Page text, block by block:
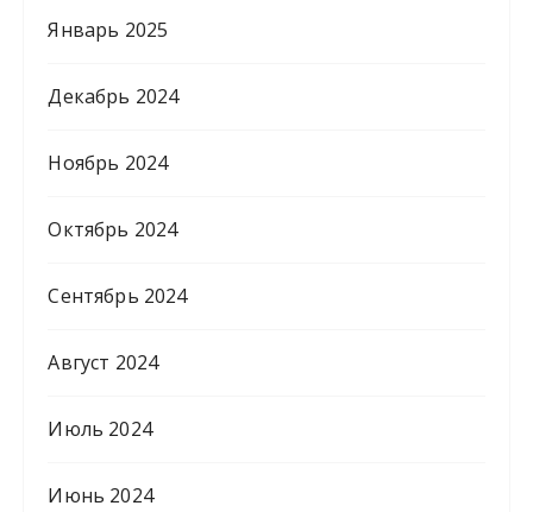
Январь 2025
Декабрь 2024
Ноябрь 2024
Октябрь 2024
Сентябрь 2024
Август 2024
Июль 2024
Июнь 2024